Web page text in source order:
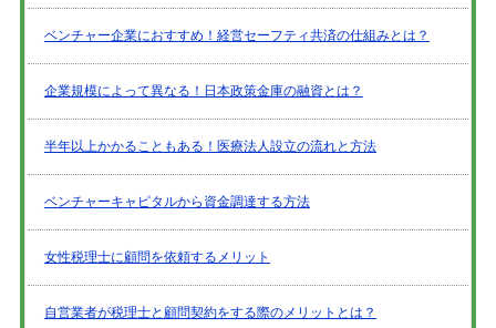
ベンチャー企業におすすめ！経営セーフティ共済の仕組みとは？
企業規模によって異なる！日本政策金庫の融資とは？
半年以上かかることもある！医療法人設立の流れと方法
ベンチャーキャピタルから資金調達する方法
女性税理士に顧問を依頼するメリット
自営業者が税理士と顧問契約をする際のメリットとは？